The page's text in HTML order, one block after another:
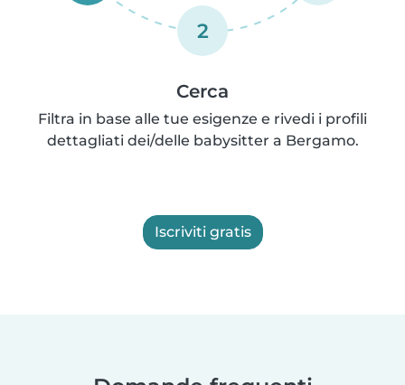
2
Cerca
Filtra in base alle tue esigenze e rivedi i profili
dettagliati dei/delle babysitter a Bergamo.
Iscriviti gratis